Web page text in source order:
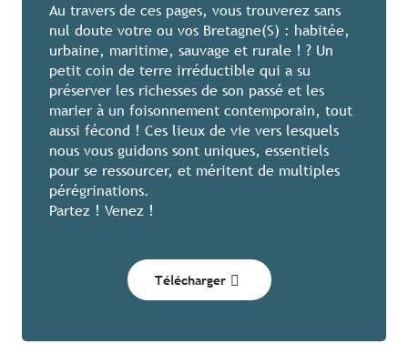
Au travers de ces pages, vous trouverez sans
nul doute votre ou vos Bretagne(S) : habitée,
urbaine, maritime, sauvage et rurale ! ? Un
petit coin de terre irréductible qui a su
préserver les richesses de son passé et les
marier à un foisonnement contemporain, tout
aussi fécond ! Ces lieux de vie vers lesquels
nous vous guidons sont uniques, essentiels
pour se ressourcer, et méritent de multiples
pérégrinations.
Partez ! Venez !
Télécharger